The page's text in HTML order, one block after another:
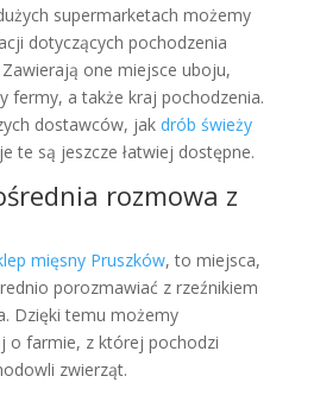
supermarketach możemy
dotyczących pochodzenia
one miejsce uboju,
fermy, a także kraj pochodzenia.
dostawców, jak drób świeży
te są jeszcze łatwiej dostępne.
rozmowa z
mięsny Pruszków, to miejsca,
porozmawiać z rzeźnikiem
Dzięki temu możemy
o farmie, z której pochodzi
zwierząt.